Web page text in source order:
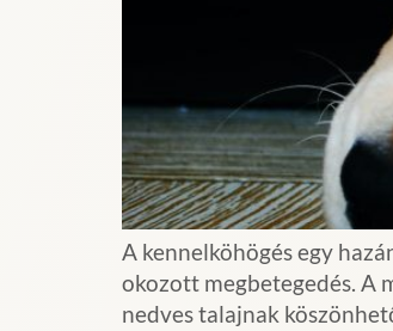
A kennelköhögés egy
okozott megbetegedés. A
nedves talajnak